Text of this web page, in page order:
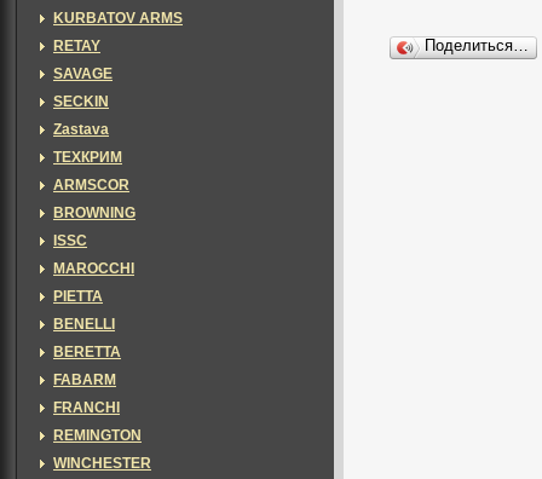
Поделиться…
KURBATOV ARMS
RETAY
SAVAGE
SECKIN
Zastava
ТЕХКРИМ
ARMSCOR
BROWNING
ISSC
MAROCCHI
PIETTA
BENELLI
BERETTA
FABARM
FRANCHI
REMINGTON
WINCHESTER